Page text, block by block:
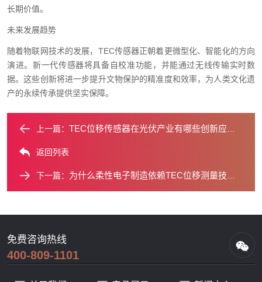
长期价值。
未来发展趋势
随着物联网技术的发展，TEC传感器正朝着更微型化、智能化的方向
演进。新一代传感器将具备自校准功能，并能通过无线传输实时数
据。这些创新将进一步提升文物保护的精准度和效率，为人类文化遗
产的永续传承提供坚实保障。
上一篇： TEC位移传感器在光伏产业有哪些创新应用？
返回列表
下一篇： 为什么柔性电子制造依赖TEC位移测量技术？
免费咨询热线
400-809-1101